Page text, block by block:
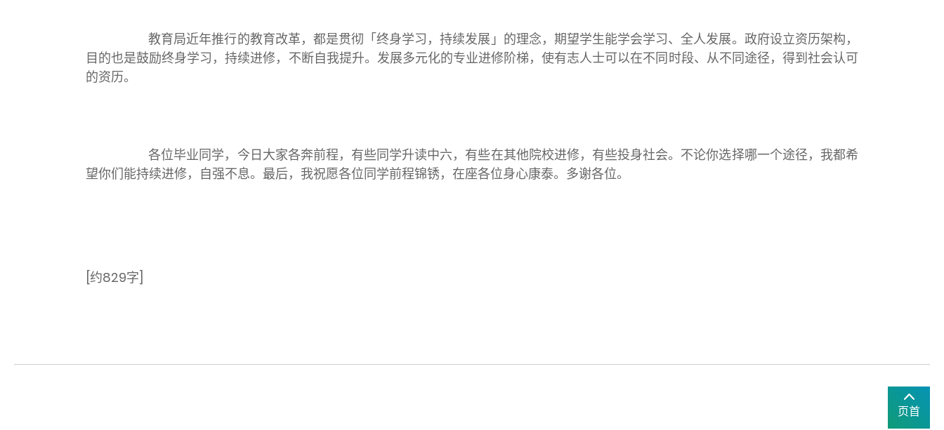
教育局近年推行的教育改革，都是贯彻「终身学习，持续发展」的理念，期望学生能学会学习、全人发展。政府设立资历架构，
目的也是鼓励终身学习，持续进修，不断自我提升。发展多元化的专业进修阶梯，使有志人士可以在不同时段、从不同途径，得到社会认可
的资历。
各位毕业同学，今日大家各奔前程，有些同学升读中六，有些在其他院校进修，有些投身社会。不论你选择哪一个途径，我都希
望你们能持续进修，自强不息。最后，我祝愿各位同学前程锦锈，在座各位身心康泰。多谢各位。
[约829字]
页首